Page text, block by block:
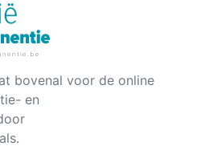
bovenal voor de online
en